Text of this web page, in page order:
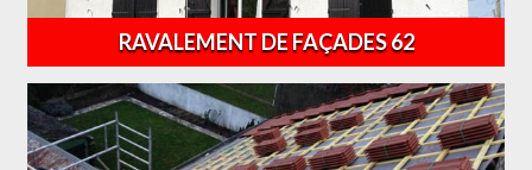
RAVALEMENT DE FAÇADES 62